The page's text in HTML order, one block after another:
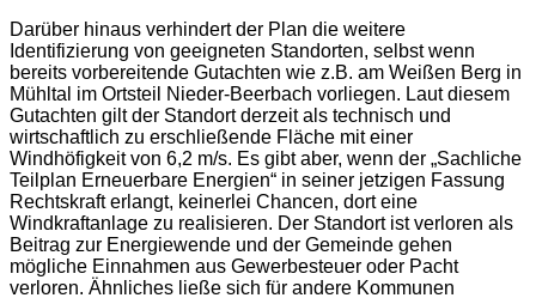
Darüber hinaus verhindert der Plan die weitere
Identifizierung von geeigneten Standorten, selbst wenn
bereits vorbereitende Gutachten wie z.B. am Weißen Berg in
Mühltal im Ortsteil Nieder-Beerbach vorliegen. Laut diesem
Gutachten gilt der Standort derzeit als technisch und
wirtschaftlich zu erschließende Fläche mit einer
Windhöfigkeit von 6,2 m/s. Es gibt aber, wenn der „Sachliche
Teilplan Erneuerbare Energien“ in seiner jetzigen Fassung
Rechtskraft erlangt, keinerlei Chancen, dort eine
Windkraftanlage zu realisieren. Der Standort ist verloren als
Beitrag zur Energiewende und der Gemeinde gehen
mögliche Einnahmen aus Gewerbesteuer oder Pacht
verloren. Ähnliches ließe sich für andere Kommunen